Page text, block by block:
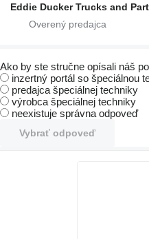
Eddie Ducker Trucks and
Ako by ste stručne opísali náš
inzertný portál so špeciálnou
predajca špeciálnej techniky
výrobca špeciálnej techniky
neexistuje správna odpoveď
Vybrať odpoveď